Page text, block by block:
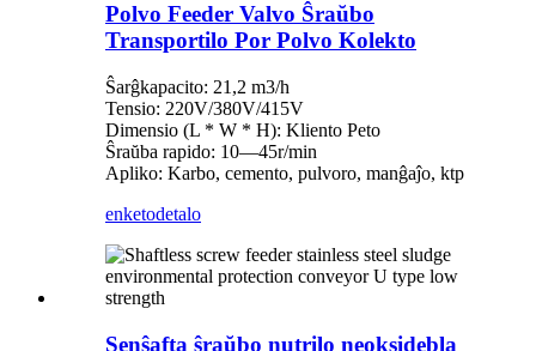
Polvo Feeder Valvo Ŝraŭbo
Transportilo Por Polvo Kolekto
Ŝarĝkapacito: 21,2 m3/h
Tensio: 220V/380V/415V
Dimensio (L * W * H): Kliento Peto
Ŝraŭba rapido: 10—45r/min
Apliko: Karbo, cemento, pulvoro, manĝaĵo, ktp
enketodetalo
Senŝafta ŝraŭbo nutrilo neoksidebla